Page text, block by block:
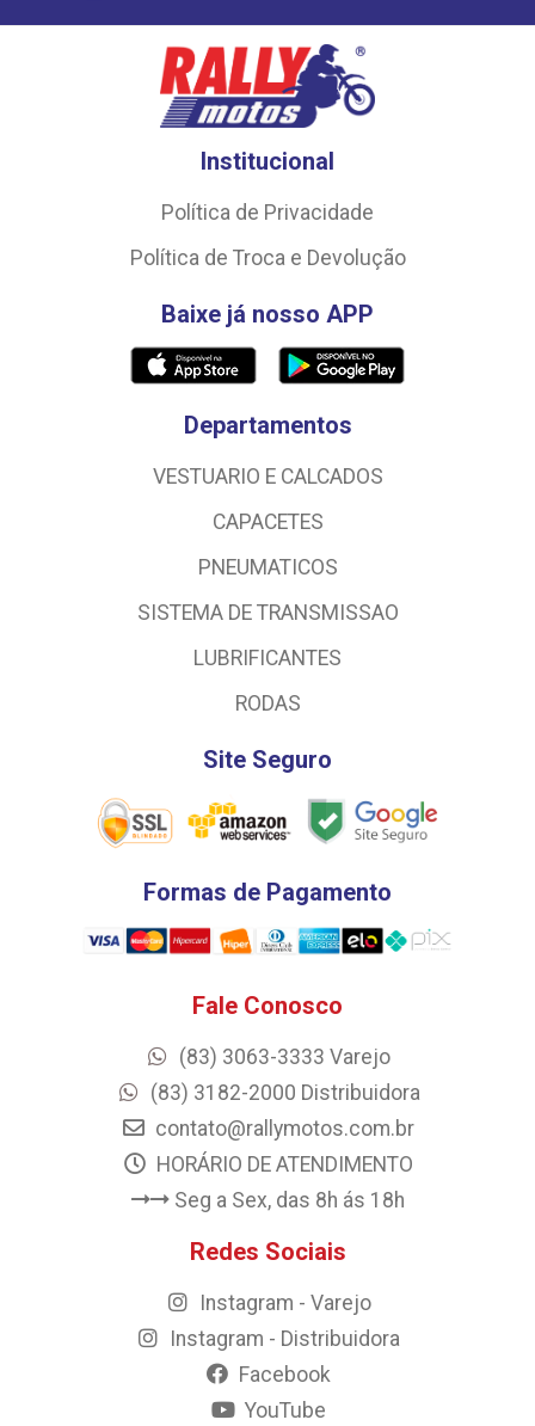
Institucional
Política de Privacidade
Política de Troca e Devolução
Baixe já nosso APP
Departamentos
VESTUARIO E CALCADOS
CAPACETES
PNEUMATICOS
SISTEMA DE TRANSMISSAO
LUBRIFICANTES
RODAS
Site Seguro
Formas de Pagamento
Fale Conosco
(83) 3063-3333 Varejo
(83) 3182-2000 Distribuidora
contato@rallymotos.com.br
HORÁRIO DE ATENDIMENTO
Seg a Sex, das 8h ás 18h
Redes Sociais
Instagram - Varejo
Instagram - Distribuidora
Facebook
YouTube